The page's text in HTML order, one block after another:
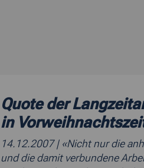
Quote der
in
14.12.2007 | «Nicht nur die
und die damit verbundene